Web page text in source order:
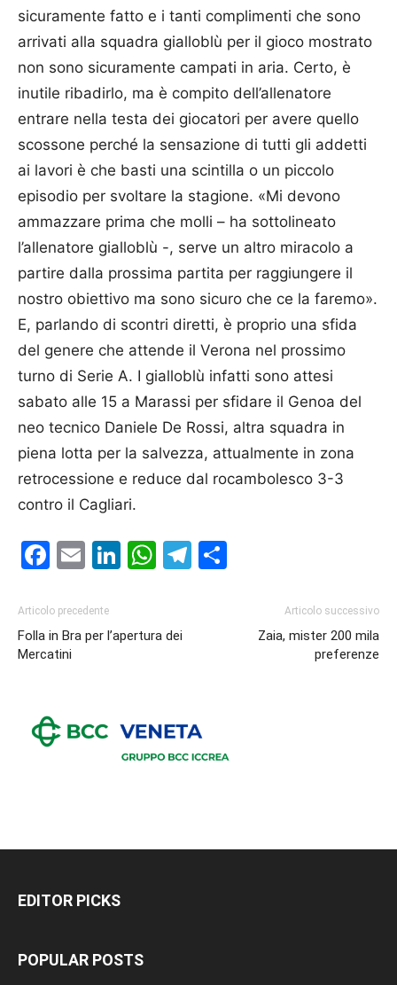
sicuramente fatto e i tanti complimenti che sono
arrivati alla squadra gialloblù per il gioco mostrato
non sono sicuramente campati in aria. Certo, è
inutile ribadirlo, ma è compito dell’allenatore
entrare nella testa dei giocatori per avere quello
scossone perché la sensazione di tutti gli addetti
ai lavori è che basti una scintilla o un piccolo
episodio per svoltare la stagione. «Mi devono
ammazzare prima che molli – ha sottolineato
l’allenatore gialloblù -, serve un altro miracolo a
partire dalla prossima partita per raggiungere il
nostro obiettivo ma sono sicuro che ce la faremo».
E, parlando di scontri diretti, è proprio una sfida
del genere che attende il Verona nel prossimo
turno di Serie A. I gialloblù infatti sono attesi
sabato alle 15 a Marassi per sfidare il Genoa del
neo tecnico Daniele De Rossi, altra squadra in
piena lotta per la salvezza, attualmente in zona
retrocessione e reduce dal rocambolesco 3-3
contro il Cagliari.
Facebook
EmailLinkedIn
WhatsApp
Telegram
Articolo precedente
Folla in Bra per l’apertura dei
Mercatini
Articolo successivo
Zaia, mister 200 mila
preferenze
EDITOR PICKS
POPULAR POSTS